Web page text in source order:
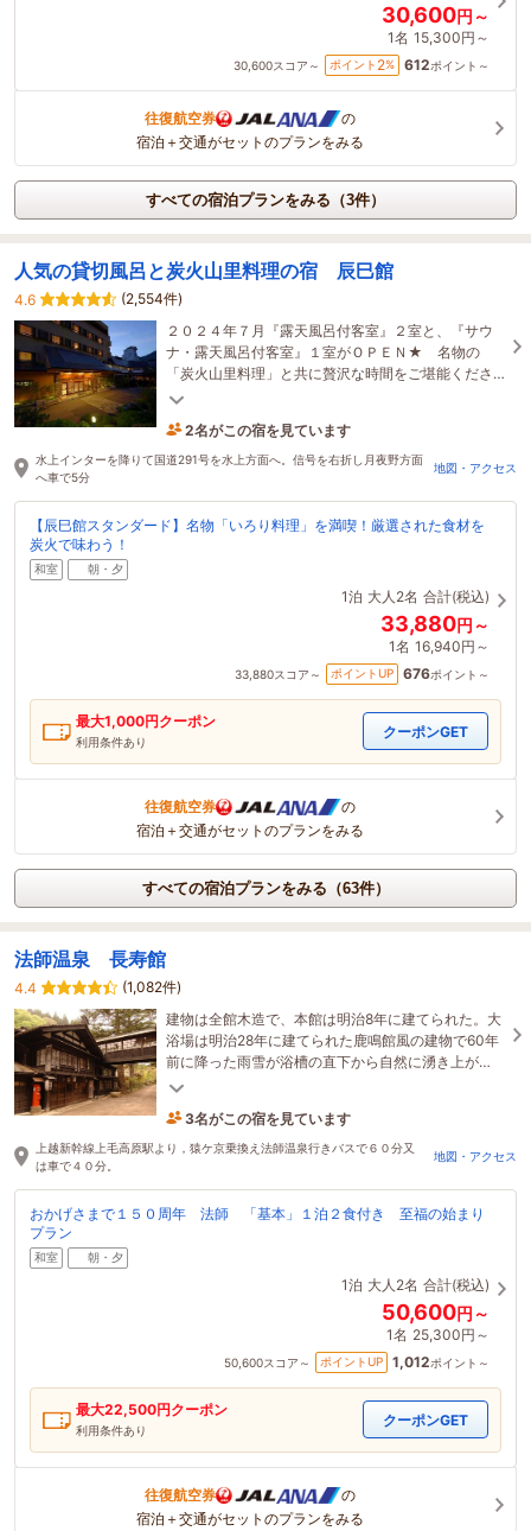
30,600円～
1名 15,300円～
30,600スコア～ ポイント 2% 612ポイント～
往復航空券
の
宿泊＋交通がセットのプランをみる
すべての宿泊プランをみる（3件）
人気の貸切風呂と炭火山里料理の宿 辰巳館
4.6
(2,554件)
２０２４年７月『露天風呂付客室』２室と、『サウ
ナ・露天風呂付客室』１室がＯＰＥＮ★ 名物の
「炭火山里料理」と共に贅沢な時間をご堪能くださ
い♪
13時間前に予約されました
水上インターを降りて国道291号を水上方面へ。信号を右折し月夜野方面
へ車で5分
地図・アクセス
【辰巳館スタンダード】名物「いろり料理」を満喫！厳選された食材を
炭火で味わう！
和室 朝・夕
1泊 大人2名 合計(税込)
33,880円～
1名 16,940円～
33,880スコア～ ポイントUP 676ポイント～
最大1,000円クーポン
利用条件あり
クーポンGET
往復航空券
の
宿泊＋交通がセットのプランをみる
すべての宿泊プランをみる（63件）
法師温泉 長寿館
4.4
(1,082件)
建物は全館木造で、本館は明治8年に建てられた。大
浴場は明治28年に建てられた鹿鳴館風の建物で60年
前に降った雨雪が浴槽の直下から自然に湧き上が
り、有効成分が失われることなく身体に吸収され
4時間前に予約されました
上越新幹線上毛高原駅より，猿ケ京乗換え法師温泉行きバスで６０分又
は車で４０分。
地図・アクセス
おかげさまで１５０周年 法師 「基本」１泊２食付き 至福の始まり
プラン
和室 朝・夕
1泊 大人2名 合計(税込)
50,600円～
1名 25,300円～
50,600スコア～ ポイントUP 1,012ポイント～
最大22,500円クーポン
利用条件あり
クーポンGET
往復航空券
の
宿泊＋交通がセットのプランをみる